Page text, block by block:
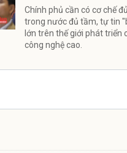
Chính phủ cần có cơ chế
trong nước đủ tầm, tự tin
lớn trên thế giới phát triển
công nghệ cao.